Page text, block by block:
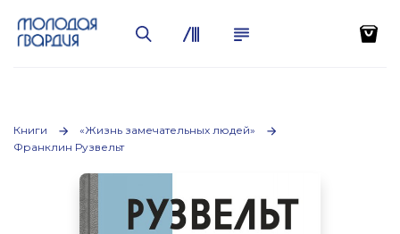
Книги
«Жизнь замечательных людей»
Франклин Рузвельт